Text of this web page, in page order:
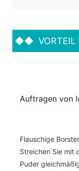
◆◆
Auftragen von
Flauschige
Streichen Sie mit
Puder